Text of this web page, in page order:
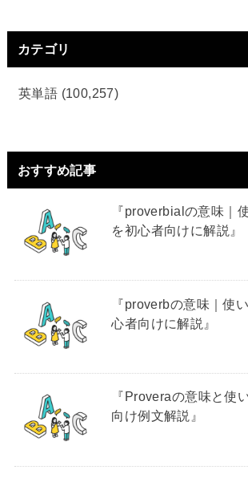
カテゴリ
英単語 (100,257)
おすすめ記事
『proverbialの意味｜
を初心者向けに解説』
『proverbの意味｜使
心者向けに解説』
『Proveraの意味と使
向け例文解説』